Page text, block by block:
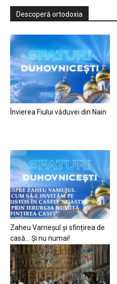
Descoperă ortodoxia
Învierea Fiului văduvei din Nain
Zaheu Vameșul și sfințirea de
casă… Și nu numai!